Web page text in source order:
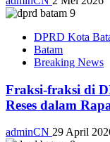
DPRD Kota
Batam
Breaking News
Fraksi-fraksi di
Reses dalam
adminCN 29 April